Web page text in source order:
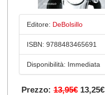
Editore: DeBolsillo
ISBN: 9788483465691
Disponibilità: Immediata
Prezzo: 13,95€ 13,25€